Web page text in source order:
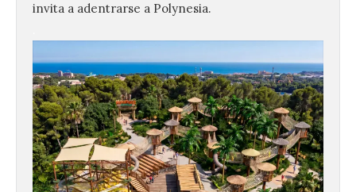
invita a adentrarse a Polynesia.